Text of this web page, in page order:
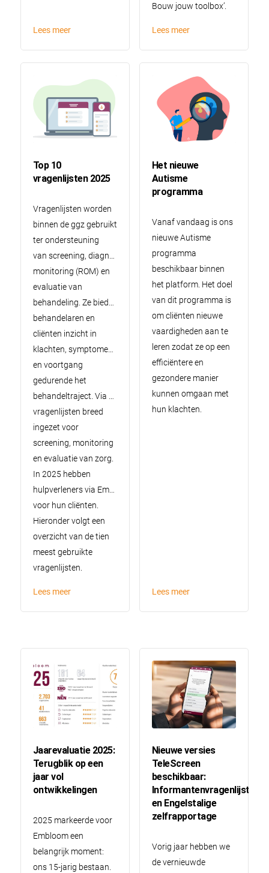
Lees meer
Bouw jouw toolbox’.
Lees meer
Top 10
vragenlijsten 2025
Vragenlijsten worden
binnen de ggz gebruikt
ter ondersteuning
van screening, diagnostiek,
monitoring (ROM) en
evaluatie van
behandeling. Ze bieden
behandelaren en
cliënten inzicht in
klachten, symptomen, functioneren
en voortgang
gedurende het
behandeltraject. Via Embloom worden
vragenlijsten breed
ingezet voor
screening, monitoring
en evaluatie van zorg.
In 2025 hebben
hulpverleners via Embloom 757.479 vragenlijsten klaargezet
voor hun cliënten.
Hieronder volgt een
overzicht van de tien
meest gebruikte
vragenlijsten.
Lees meer
Het nieuwe
Autisme
programma
Vanaf vandaag is ons
nieuwe Autisme
programma
beschikbaar binnen
het platform. Het doel
van dit programma is
om cliënten nieuwe
vaardigheden aan te
leren zodat ze op een
efficiëntere en
gezondere manier
kunnen omgaan met
hun klachten.
Lees meer
Jaarevaluatie 2025:
Terugblik op een
jaar vol
ontwikkelingen
2025 markeerde voor
Embloom een
belangrijk moment:
ons 15-jarig bestaan.
Nieuwe versies
TeleScreen
beschikbaar:
Informantenvragenlijst
en Engelstalige
zelfrapportage
Vorig jaar hebben we
de vernieuwde